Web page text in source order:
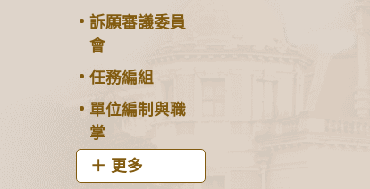
訴願審議委員
會
任務編組
單位編制與職
掌
更多